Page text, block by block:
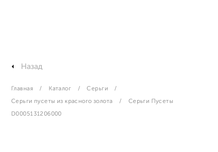
Назад
Главная Каталог Серьги
Серьги пусеты из красного золота Серьги Пусеты
D0005131206000